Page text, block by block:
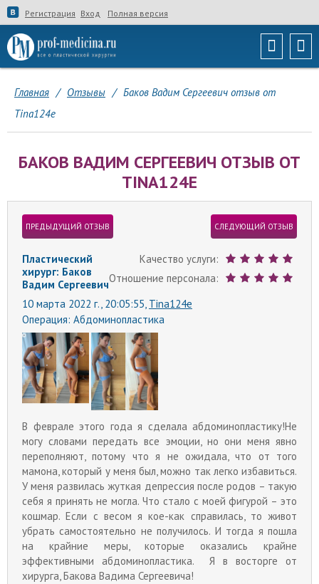
Регистрация Вход Полная версия
Главная / Отзывы / Баков Вадим Сергеевич отзыв от
Tina124e
БАКОВ ВАДИМ СЕРГЕЕВИЧ ОТЗЫВ ОТ
TINA124E
ПРЕДЫДУЩИЙ ОТЗЫВ СЛЕДУЮЩИЙ ОТЗЫВ
Качество услуги:
Отношение персонала:
Пластический
хирург: Баков
Вадим Сергеевич
10 марта 2022 г., 20:05:55, Tina124e
Операция: Абдоминопластика
В феврале этого года я сделала абдоминопластику!Не
могу словами передать все эмоции, но они меня явно
переполняют, потому что я не ожидала, что от того
мамона, который у меня был, можно так легко избавиться.
У меня развилась жуткая депрессия после родов – такую
себя я принять не могла. Что стало с моей фигурой – это
кошмар. Если с весом я кое-как справилась, то живот
убрать самостоятельно не получилось. И тогда я пошла
на крайние меры, которые оказались крайне
эффективными абдоминопластика. Я в восторге от
хирурга, Бакова Вадима Сергеевича!